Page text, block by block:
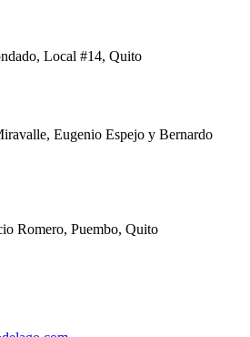
Local #14, Quito
Eugenio Espejo y Bernardo
Romero, Puembo, Quito